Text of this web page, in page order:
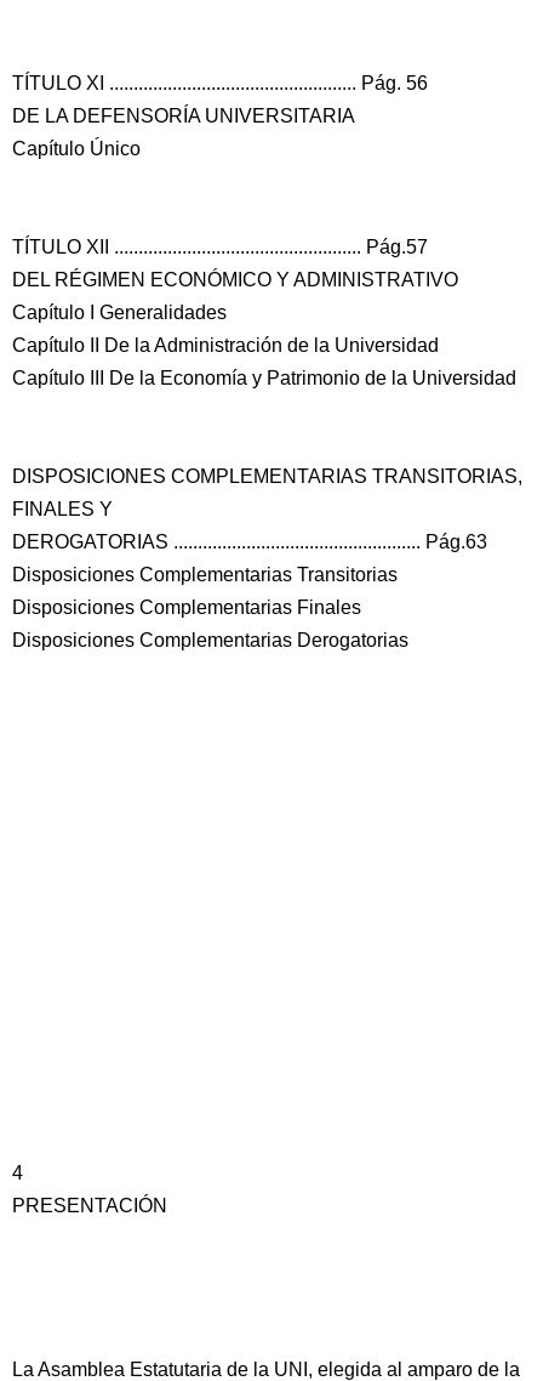
TÍTULO XI ................................................... Pág. 56
DE LA DEFENSORÍA UNIVERSITARIA
Capítulo Único
TÍTULO XII ................................................... Pág.57
DEL RÉGIMEN ECONÓMICO Y ADMINISTRATIVO
Capítulo I Generalidades
Capítulo II De la Administración de la Universidad
Capítulo III De la Economía y Patrimonio de la Universidad
DISPOSICIONES COMPLEMENTARIAS TRANSITORIAS,
FINALES Y
DEROGATORIAS ................................................... Pág.63
Disposiciones Complementarias Transitorias
Disposiciones Complementarias Finales
Disposiciones Complementarias Derogatorias
4
PRESENTACIÓN
La Asamblea Estatutaria de la UNI, elegida al amparo de la